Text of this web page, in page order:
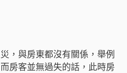
，與房東都沒有關係，舉例
房客並無過失的話，此時房